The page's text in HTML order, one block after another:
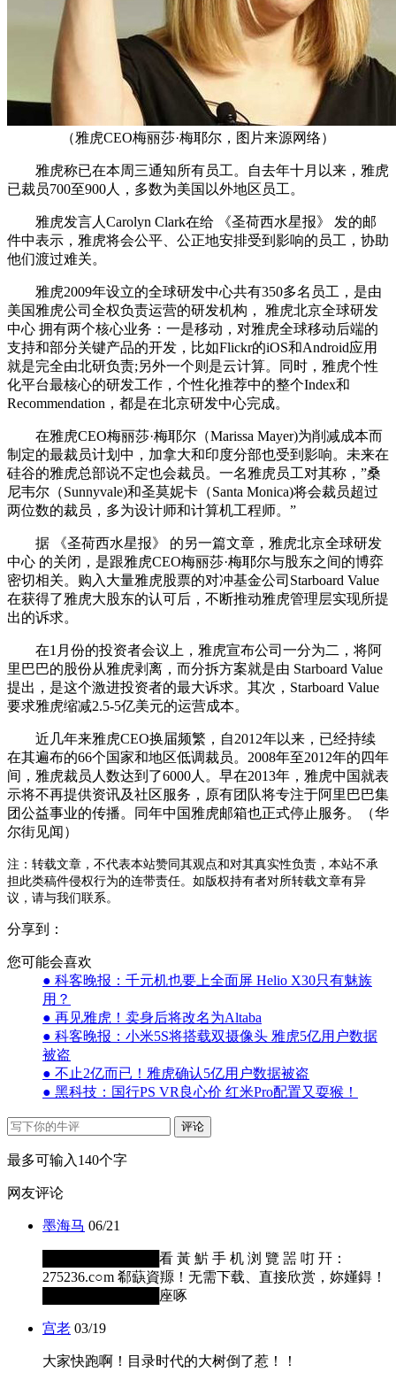
（雅虎CEO梅丽莎·梅耶尔，图片来源网络）
雅虎称已在本周三通知所有员工。自去年十月以来，雅虎
已裁员700至900人，多数为美国以外地区员工。
雅虎发言人Carolyn Clark在给 《圣荷西水星报》 发的邮
件中表示，雅虎将会公平、公正地安排受到影响的员工，协助
他们渡过难关。
雅虎2009年设立的全球研发中心共有350多名员工，是由
美国雅虎公司全权负责运营的研发机构， 雅虎北京全球研发
中心 拥有两个核心业务：一是移动，对雅虎全球移动后端的
支持和部分关键产品的开发，比如Flickr的iOS和Android应用
就是完全由北研负责;另外一个则是云计算。同时，雅虎个性
化平台最核心的研发工作，个性化推荐中的整个Index和
Recommendation，都是在北京研发中心完成。
在雅虎CEO梅丽莎·梅耶尔（Marissa Mayer)为削减成本而
制定的最裁员计划中，加拿大和印度分部也受到影响。未来在
硅谷的雅虎总部说不定也会裁员。一名雅虎员工对其称，”桑
尼韦尔（Sunnyvale)和圣莫妮卡（Santa Monica)将会裁员超过
两位数的裁员，多为设计师和计算机工程师。”
据 《圣荷西水星报》 的另一篇文章，雅虎北京全球研发
中心 的关闭，是跟雅虎CEO梅丽莎·梅耶尔与股东之间的博弈
密切相关。购入大量雅虎股票的对冲基金公司Starboard Value
在获得了雅虎大股东的认可后，不断推动雅虎管理层实现所提
出的诉求。
在1月份的投资者会议上，雅虎宣布公司一分为二，将阿
里巴巴的股份从雅虎剥离，而分拆方案就是由 Starboard Value
提出，是这个激进投资者的最大诉求。其次，Starboard Value
要求雅虎缩减2.5-5亿美元的运营成本。
近几年来雅虎CEO换届频繁，自2012年以来，已经持续
在其遍布的66个国家和地区低调裁员。2008年至2012年的四年
间，雅虎裁员人数达到了6000人。早在2013年，雅虎中国就表
示将不再提供资讯及社区服务，原有团队将专注于阿里巴巴集
团公益事业的传播。同年中国雅虎邮箱也正式停止服务。（华
尔街见闻）
注：转载文章，不代表本站赞同其观点和对其真实性负责，本站不承
担此类稿件侵权行为的连带责任。如版权持有者对所转载文章有异
议，请与我们联系。
分享到：
您可能会喜欢
● 科客晚报：千元机也要上全面屏 Helio X30只有魅族
用？
● 再见雅虎！卖身后将改名为Altaba
● 科客晚报：小米5S将搭载双摄像头 雅虎5亿用户数据
被盗
● 不止2亿而已！雅虎确认5亿用户数据被盗
● 黑科技：国行PS VR良心价 红米Pro配置又耍猴！
评论
最多可输入140个字
网友评论
墨海马 06/21
████████████看 黃 魸 手 机 浏 覽 噐 咑 幵：
275236.c○m 郗蒛資羱！无需下载、直接欣赏，妳嬞鍀！
████████████座啄
宫老 03/19
大家快跑啊！目录时代的大树倒了惹！！